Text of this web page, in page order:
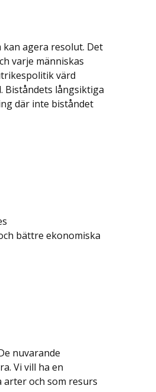
agera resolut. Det
varje människas
värd
Biståndets långsiktiga
där inte biståndet
bättre ekonomiska
nuvarande
Vi vill ha en
och som resurs